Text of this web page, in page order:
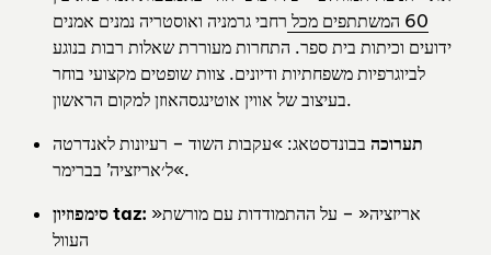
60 המשתתפים מכל
רחבי גרמניה ואוסטריה נמנים אמנים
ידועים וכיתות בית ספר. התחרות מעוררת שאלות רבות בנוגע
לביוגרפיות משפחתיות ודיונים. צוות שופטים מקצועי בוחר
בעיצוב של אווין אוטינגסהאוזן למקום הראשון.
תערוכה בבונדסטאג: »עקבות השוד – רעיונות לאנדרטה
ל׳אריזציה’ בברימר«.
סימפוזיון taz: »אריזציה« – על ההתמודדות עם מורשת
העוול